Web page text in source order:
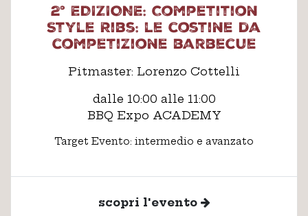
2° EDIZIONE: Competition
Style Ribs: le costine da
competizione barbecue
Pitmaster: Lorenzo Cottelli
dalle 10:00 alle 11:00
BBQ Expo ACADEMY
Target Evento: intermedio e avanzato
scopri l'evento